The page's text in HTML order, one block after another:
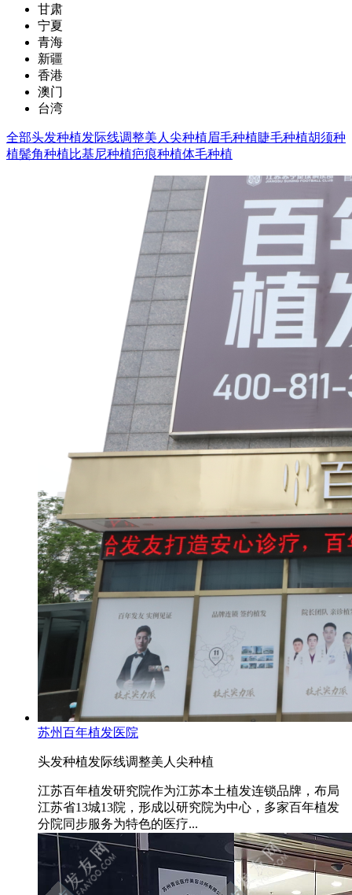
甘肃
宁夏
青海
新疆
香港
澳门
台湾
全部头发种植发际线调整美人尖种植眉毛种植睫毛种植胡须种
植鬓角种植比基尼种植疤痕种植体毛种植
苏州百年植发医院
头发种植发际线调整美人尖种植
江苏百年植发研究院作为江苏本土植发连锁品牌，布局
江苏省13城13院，形成以研究院为中心，多家百年植发
分院同步服务为特色的医疗...